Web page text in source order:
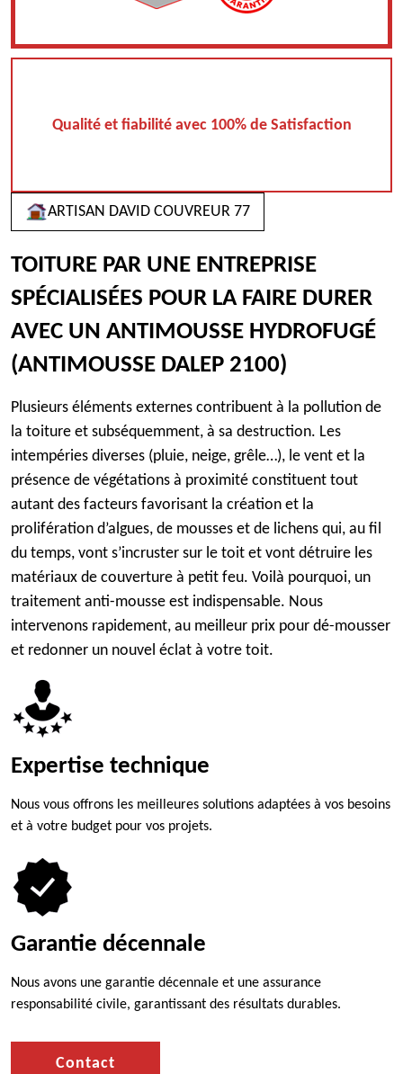
Qualité et fiabilité avec 100% de Satisfaction
ARTISAN DAVID COUVREUR 77
TOITURE PAR UNE ENTREPRISE
SPÉCIALISÉES POUR LA FAIRE DURER
AVEC UN ANTIMOUSSE HYDROFUGÉ
(ANTIMOUSSE DALEP 2100)
Plusieurs éléments externes contribuent à la pollution de
la toiture et subséquemment, à sa destruction. Les
intempéries diverses (pluie, neige, grêle…), le vent et la
présence de végétations à proximité constituent tout
autant des facteurs favorisant la création et la
prolifération d’algues, de mousses et de lichens qui, au fil
du temps, vont s’incruster sur le toit et vont détruire les
matériaux de couverture à petit feu. Voilà pourquoi, un
traitement anti-mousse est indispensable. Nous
intervenons rapidement, au meilleur prix pour dé-mousser
et redonner un nouvel éclat à votre toit.
Expertise technique
Nous vous offrons les meilleures solutions adaptées à vos besoins
et à votre budget pour vos projets.
Garantie décennale
Nous avons une garantie décennale et une assurance
responsabilité civile, garantissant des résultats durables.
Contact